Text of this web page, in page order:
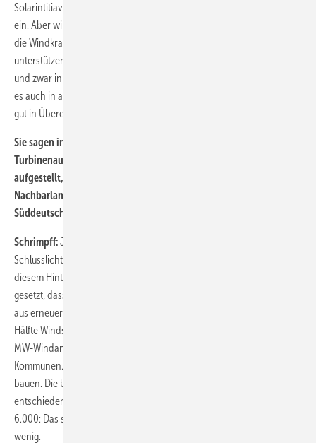
Solarintitiaven gewesen. Wir setzen uns in erster Linie für Photovoltaik
ein. Aber wir wissen, dass die Energiewende nur gelingt, wenn auch
die Windkraft entsprechend ihren Anteil erreicht. Und deswegen
unterstützen wir hier das Bemühen, die Windkraft in Bayern zu bauen,
und zwar in maßvoller Weise. Es soll nicht so maßlos geschehen, wie
es auch in anderen Landschaften passiert ist. Das lässt sich auch sehr
gut in Übereinstimmung mit den Interessen der Bevölkerung bringen.
Sie sagen in maßvoller Weise. Bayern hat mit 250 Megawatt neuer
Turbinenaufstellungen im vergangenen Jahr genauso viel
aufgestellt, wie Rheinland-Pfalz und gehört damit mit diesem
Nachbarland zu den zwei besten Windenergieländern in
Süddeutschland …
Schrimpff:Ja, aber wir müssen auch gewaltig nachholen. Bayern ist
Schlusslicht neben Baden-Württemberg. Maßvoll bleiben heißt vor
diesem Hintergrund: Wir haben uns für die Energiewende die Richtline
gesetzt, dass 50 Prozent der Stromerzeugung für 100 Prozent Strom
aus erneuerbaren Energien aus der Windkraft kommt. Wenn wir die
Hälfte Windstrom erzeugen wollen, brauchen wir zwei bis drei Drei-
MW-Windanlagen pro Kommune. Nicht mehr. Bayern hat 2.200
Kommunen. Somit würden wir an die 6.000 Windenergieanlagen
bauen. Die bayerische Staatsregierung hatte sich für 1.500 Turbinen
entschieden, das hat sie jetzt wieder revidiert. Wir sagen wir brauchen
6.000: Das sind nur zwei bis drei pro Kommune, das sind lächerlich
wenig.